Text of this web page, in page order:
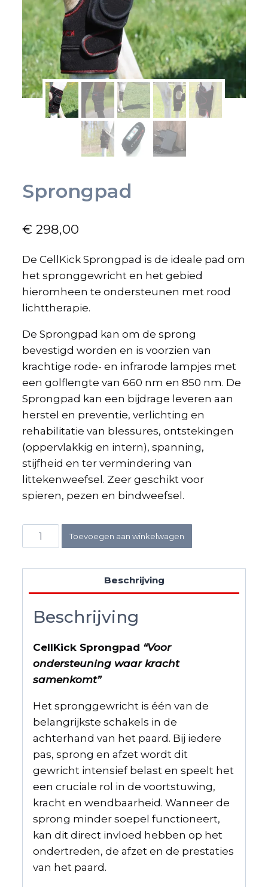
Sprongpad
€ 298,00
De CellKick Sprongpad is de ideale pad om
het spronggewricht en het gebied
hieromheen te ondersteunen met rood
lichttherapie.
De Sprongpad kan om de sprong
bevestigd worden en is voorzien van
krachtige rode- en infrarode lampjes met
een golflengte van 660 nm en 850 nm. De
Sprongpad kan een bijdrage leveren aan
herstel en preventie, verlichting en
rehabilitatie van blessures, ontstekingen
(oppervlakkig en intern), spanning,
stijfheid en ter vermindering van
littekenweefsel. Zeer geschikt voor
spieren, pezen en bindweefsel.
Sprongpad
aantal
Toevoegen aan winkelwagen
Beschrijving
Beschrijving
CellKick Sprongpad “Voor
ondersteuning waar kracht
samenkomt”
Het spronggewricht is één van de
belangrijkste schakels in de
achterhand van het paard. Bij iedere
pas, sprong en afzet wordt dit
gewricht intensief belast en speelt het
een cruciale rol in de voortstuwing,
kracht en wendbaarheid. Wanneer de
sprong minder soepel functioneert,
kan dit direct invloed hebben op het
ondertreden, de afzet en de prestaties
van het paard.